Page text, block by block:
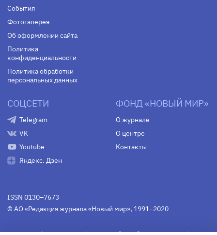
События
Фотогалерея
Об оформлении сайта
Политика
конфиденциальности
Политика обработки
персональных данных
СОЦСЕТИ
Telegram
VK
Youtube
Яндекс. Дзен
ФОНД «НОВЫЙ МИР»
О журнале
О центре
Контакты
ISSN 0130–7673
© АО «Редакция журнала «Новый мир», 1991–2020
Свидетельство Федеральной службы по надзору в сфере